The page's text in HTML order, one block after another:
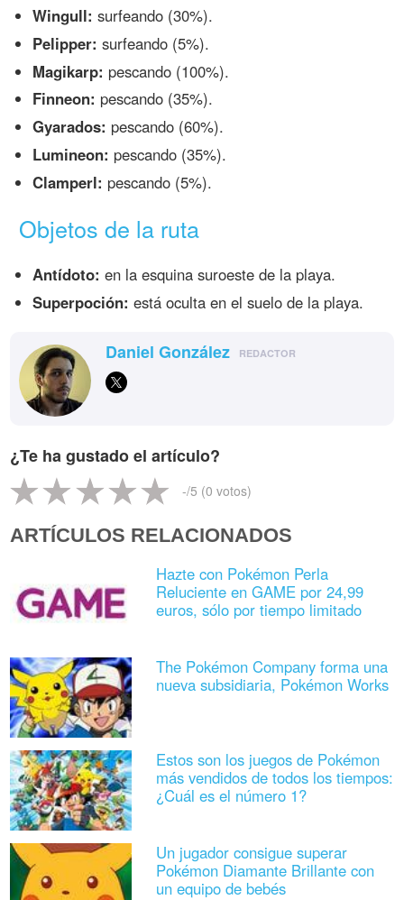
Wingull: surfeando (30%).
Pelipper: surfeando (5%).
Magikarp: pescando (100%).
Finneon: pescando (35%).
Gyarados: pescando (60%).
Lumineon: pescando (35%).
Clamperl: pescando (5%).
Objetos de la ruta
Antídoto: en la esquina suroeste de la playa.
Superpoción: está oculta en el suelo de la playa.
Daniel González REDACTOR
¿Te ha gustado el artículo?
-/5 (0 votos)
ARTÍCULOS RELACIONADOS
Hazte con Pokémon Perla
Reluciente en GAME por 24,99
euros, sólo por tiempo limitado
The Pokémon Company forma una
nueva subsidiaria, Pokémon Works
Estos son los juegos de Pokémon
más vendidos de todos los tiempos:
¿Cuál es el número 1?
Un jugador consigue superar
Pokémon Diamante Brillante con
un equipo de bebés